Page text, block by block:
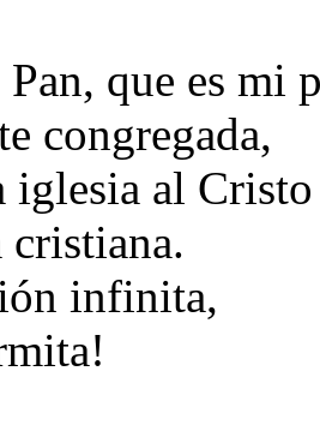
que es mi
congregada,
iglesia al Cristo
infinita,